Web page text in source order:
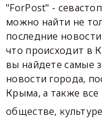
"ForPost" -
можно найти не
последние
что происходит в
вы найдете самые
новости города,
Крыма, а также
обществе,